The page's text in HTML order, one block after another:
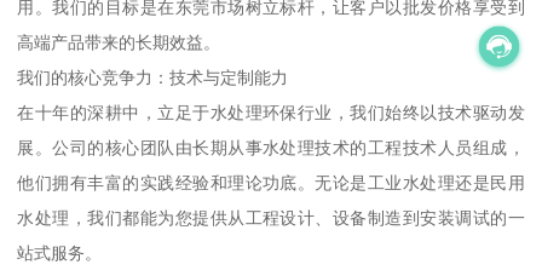
用。我们的目标是在东莞市场树立标杆，让客户以批发价格享受到
高端产品带来的长期效益。
我们的核心竞争力：技术与定制能力
在十年的深耕中，立足于水处理环保行业，我们始终以技术驱动发
展。公司的核心团队由长期从事水处理技术的工程技术人员组成，
他们拥有丰富的实践经验和理论功底。无论是工业水处理还是民用
水处理，我们都能为您提供从工程设计、设备制造到安装调试的一
站式服务。